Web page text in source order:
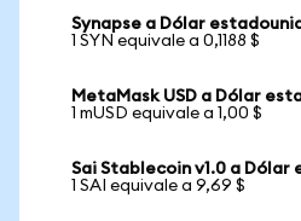
Synapse a Dólar
1 SYN equivale a 0,1188 $
MetaMask USD a Dólar
1 mUSD equivale a 1,00 $
Sai Stablecoin v1.0 a Dólar
1 SAI equivale a 9,69 $